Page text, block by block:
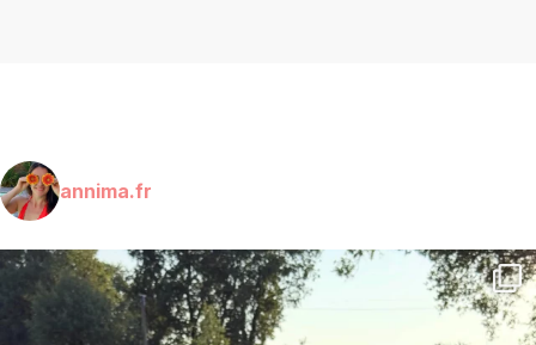
annima.fr